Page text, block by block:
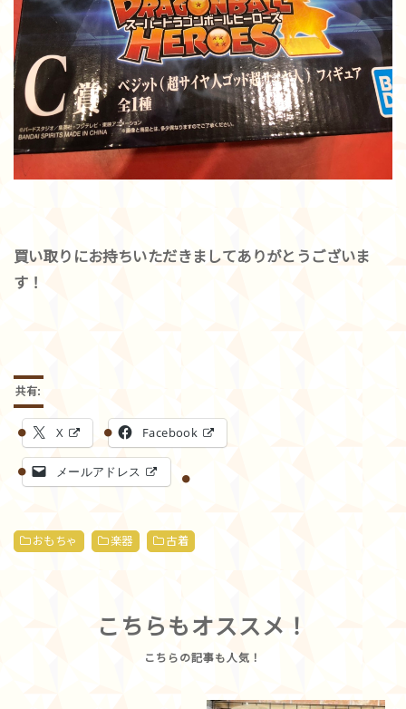
買い取りにお持ちいただきましてありがとうございま
す！
共有:
X Facebook
メールアドレス
おもちゃ 楽器 古着
こちらもオススメ！